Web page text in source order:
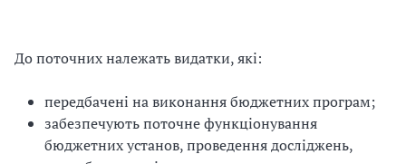
До поточних належать видатки, які:
передбачені на виконання бюджетних програм;
забезпечують поточне функціонування
бюджетних установ, проведення досліджень,